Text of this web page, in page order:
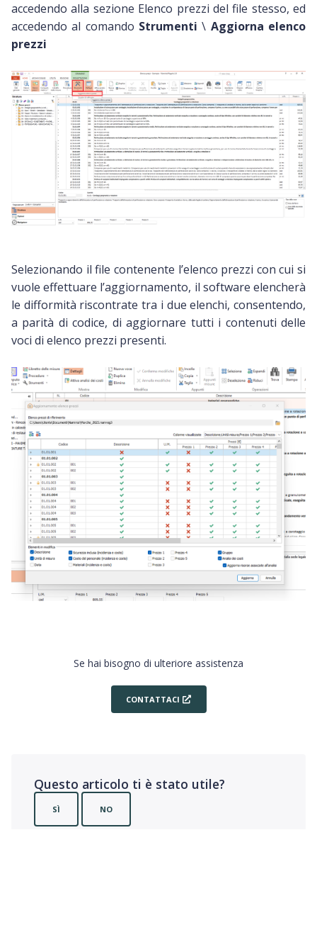
accedendo alla sezione Elenco prezzi del file stesso, ed
accedendo al comando Strumenti \ Aggiorna elenco
prezzi
Selezionando il file contenente l’elenco prezzi con cui si
vuole effettuare l’aggiornamento, il software elencherà
le difformità riscontrate tra i due elenchi, consentendo,
a parità di codice, di aggiornare tutti i contenuti delle
voci di elenco prezzi presenti.
Se hai bisogno di ulteriore assistenza
CONTATTACI
Questo articolo ti è stato utile?
SÌ NO